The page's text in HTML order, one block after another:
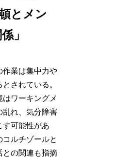
とメン
」
作業は集中力や
されている。
ワーキングメ
乱れ、気分障害
す可能性があ
ルチゾールと
との関連も指摘